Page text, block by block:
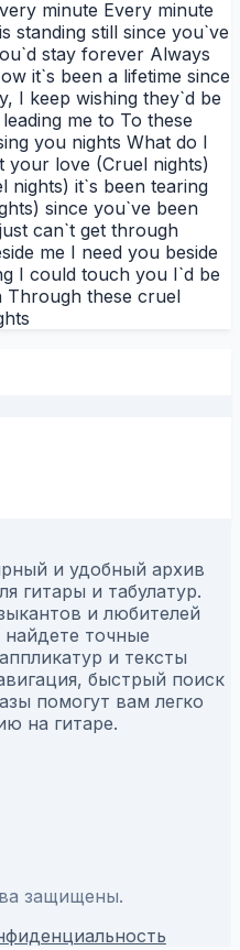
minute Every minute
standing still since you`ve
stay forever Always
it`s been a lifetime since
I keep wishing they`d be
me to To these
you nights What do I
your love (Cruel nights)
nights) it`s been tearing
since you`ve been
can`t get through
me I need you beside
I could touch you I`d be
Through these cruel
и удобный архив
гитары и табулатур.
и любителей
точные
и тексты
быстрый поиск
помогут вам легко
на гитаре.
защищены.